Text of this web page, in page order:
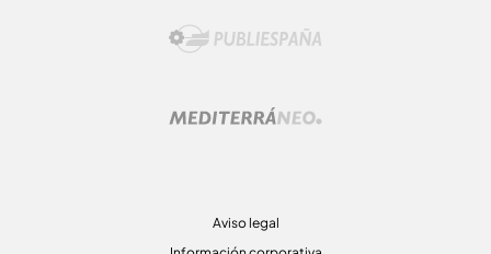
Aviso legal